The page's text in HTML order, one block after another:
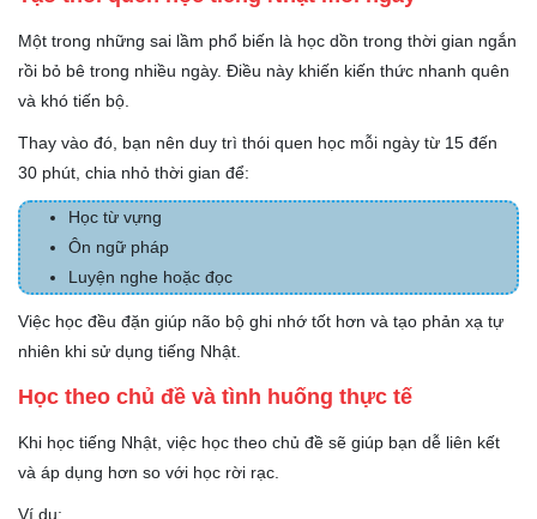
Một trong những sai lầm phổ biến là học dồn trong thời gian ngắn
rồi bỏ bê trong nhiều ngày. Điều này khiến kiến thức nhanh quên
và khó tiến bộ.
Thay vào đó, bạn nên duy trì thói quen học mỗi ngày từ 15 đến
30 phút, chia nhỏ thời gian để:
Học từ vựng
Ôn ngữ pháp
Luyện nghe hoặc đọc
Việc học đều đặn giúp não bộ ghi nhớ tốt hơn và tạo phản xạ tự
nhiên khi sử dụng tiếng Nhật.
Học theo chủ đề và tình huống thực tế
Khi học tiếng Nhật, việc học theo chủ đề sẽ giúp bạn dễ liên kết
và áp dụng hơn so với học rời rạc.
Ví dụ: